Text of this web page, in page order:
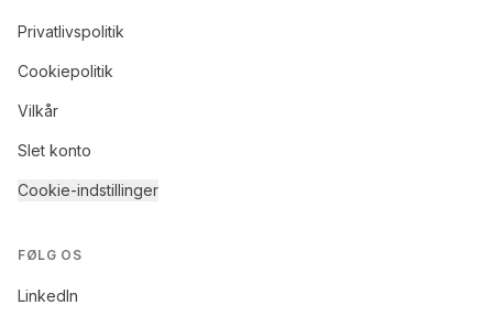
Privatlivspolitik
Cookiepolitik
Vilkår
Slet konto
Cookie-indstillinger
FØLG OS
LinkedIn